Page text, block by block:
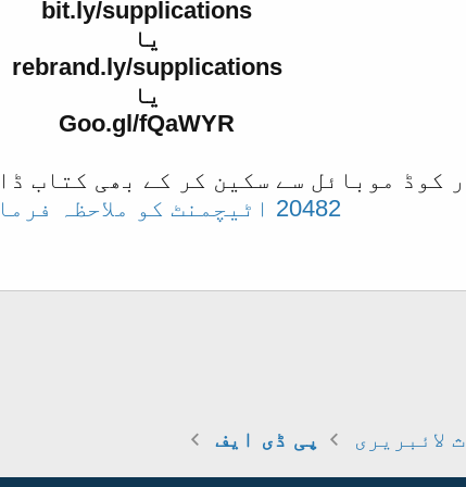
bit.ly/supplications
یا
rebrand.ly/supplications
یا
Goo.gl/fQaWYR
کوڈ موبائل سے سکین کر کے بھی کتاب
20482 اٹیچمنٹ کو ملاحظہ فرمائیں
لائبریری پی ڈی ایف